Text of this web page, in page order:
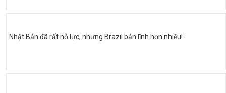
Nhật Bản đã rất nỗ lực, nhưng Brazil bản lĩnh hơn nhiều!